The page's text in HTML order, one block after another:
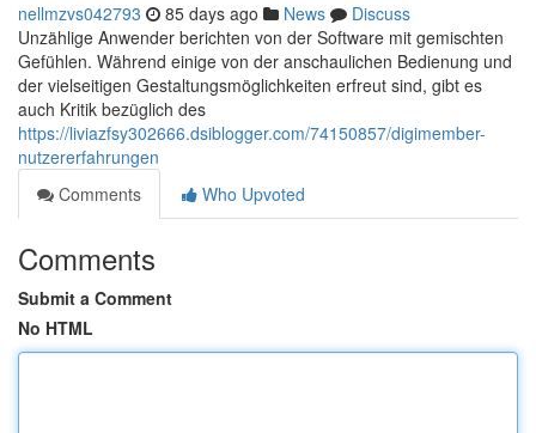
nellmzvs042793 85 days ago News
Discuss
Unzählige Anwender berichten von der Software mit gemischten
Gefühlen. Während einige von der anschaulichen Bedienung und
der vielseitigen Gestaltungsmöglichkeiten erfreut sind, gibt es
auch Kritik bezüglich des
https://liviazfsy302666.dsiblogger.com/74150857/digimember-
nutzererfahrungen
Comments
Who Upvoted
Comments
Submit a Comment
No HTML